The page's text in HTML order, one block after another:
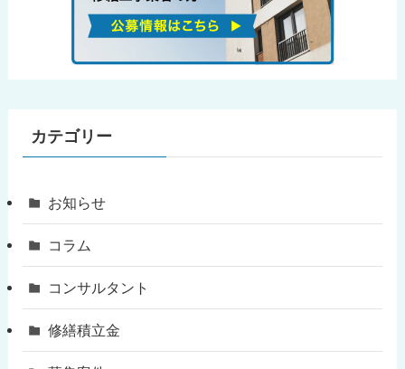
カテゴリー
お知らせ
コラム
コンサルタント
修繕積立金